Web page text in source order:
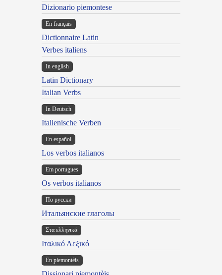
Dizionario piemontese
En français
Dictionnaire Latin
Verbes italiens
In english
Latin Dictionary
Italian Verbs
In Deutsch
Italienische Verben
En español
Los verbos italianos
Em portugues
Os verbos italianos
По русски
Итальянские глаголы
Στα ελληνικά
Ιταλικό Λεξικό
Ën piemontèis